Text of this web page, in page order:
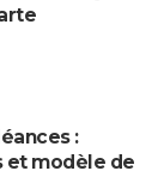
:
et modèle de